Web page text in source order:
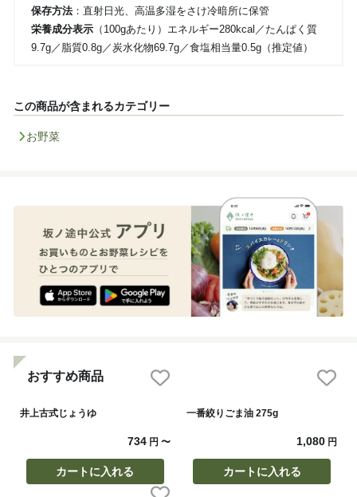
保存方法：直射日光、高温多湿をさけ冷暗所に保管
栄養成分表示（100gあたり）エネルギー280kcal／たんぱく質
9.7g／脂質0.8g／炭水化物69.7g／食塩相当量0.5g（推定値）
この商品が含まれるカテゴリー
お野菜
おすすめ商品
井上古式じょうゆ
734円 〜
カートに入れる
一番絞りごま油 275g
1,080 円
カートに入れる